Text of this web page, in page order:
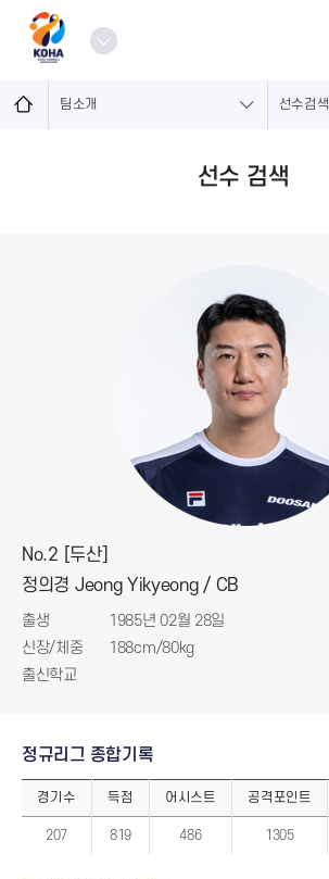
팀소개 선수검색
선수 검색
No.2 [두산]
정의경 Jeong Yikyeong / CB
출생
1985년 02월 28일
신장/체중
188cm/80kg
출신학교
정규리그 종합기록
경기수 득점 어시스트 공격포인트
207 819 486 1305